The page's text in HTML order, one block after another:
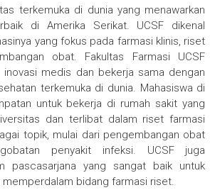
terkemuka di dunia yang menawarkan
di Amerika Serikat. UCSF dikenal
yang fokus pada farmasi klinis, riset
obat. Fakultas Farmasi UCSF
medis dan bekerja sama dengan
terkemuka di dunia. Mahasiswa di
untuk bekerja di rumah sakit yang
dan terlibat dalam riset farmasi
topik, mulai dari pengembangan obat
penyakit infeksi. UCSF juga
pascasarjana yang sangat baik untuk
memperdalam bidang farmasi riset.